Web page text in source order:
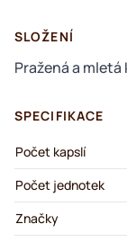
SLOŽENÍ
Pražená a mletá
SPECIFIKACE
Počet kapslí
Počet jednotek
Značky